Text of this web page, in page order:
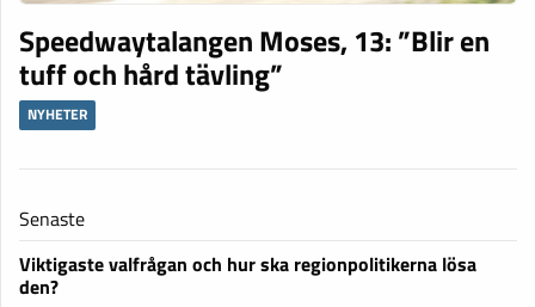
Speedwaytalangen Moses, 13: ”Blir en
tuff och hård tävling”
NYHETER
Senaste
Viktigaste valfrågan och hur ska regionpolitikerna lösa
den?